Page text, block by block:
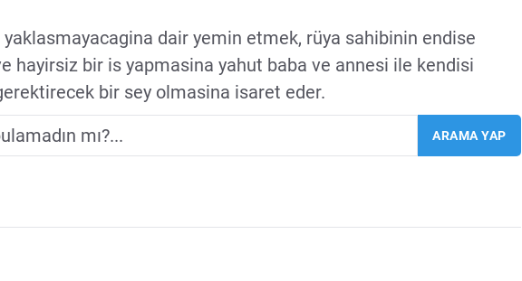
dair yemin etmek, rüya sahibinin endise
hayirsiz bir is yapmasina yahut baba ve annesi ile kendisi
bir sey olmasina isaret eder.